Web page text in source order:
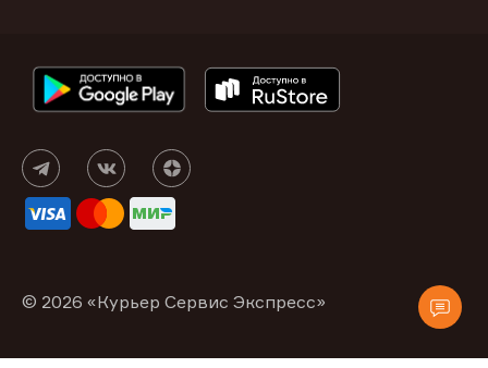
© 2026 «Курьер Сервис Экспресс»